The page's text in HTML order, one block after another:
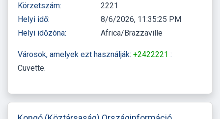
Körzetszám:
2221
Helyi idő:
8/6/2026, 11:35:25 PM
Helyi időzóna:
Africa/Brazzaville
Városok, amelyek ezt használják: +2422221 :
Cuvette